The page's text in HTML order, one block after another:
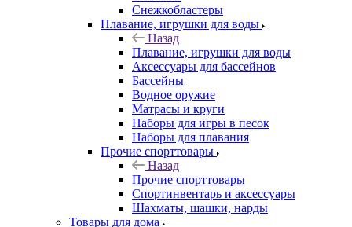
Снежкобластеры
Плавание, игрушки для воды
Назад
Плавание, игрушки для воды
Аксессуары для бассейнов
Бассейны
Водное оружие
Матрасы и круги
Наборы для игры в песок
Наборы для плавания
Прочие спорттовары
Назад
Прочие спорттовары
Спортинвентарь и аксессуары
Шахматы, шашки, нарды
Товары для дома